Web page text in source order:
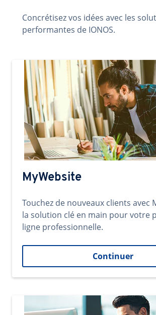
Concrétisez vos idées avec les
performantes de IONOS.
MyWebsite
Touchez de nouveaux clients avec
la solution clé en main pour votre
ligne professionnelle.
Continuer